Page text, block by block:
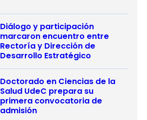
Diálogo y participación
marcaron encuentro entre
Rectoría y Dirección de
Desarrollo Estratégico
Doctorado en Ciencias de la
Salud UdeC prepara su
primera convocatoria de
admisión